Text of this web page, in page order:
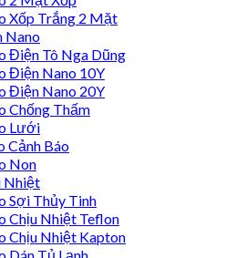
Xốp Trắng 2 Mặt
Nano
Điện Tô Nga Dũng
Điện Nano 10Y
Điện Nano 20Y
Chống Thấm
Lưới
Cảnh Báo
Non
Nhiệt
Sợi Thủy Tinh
Chịu Nhiệt Teflon
Chịu Nhiệt Kapton
Dán Tủ Lạnh